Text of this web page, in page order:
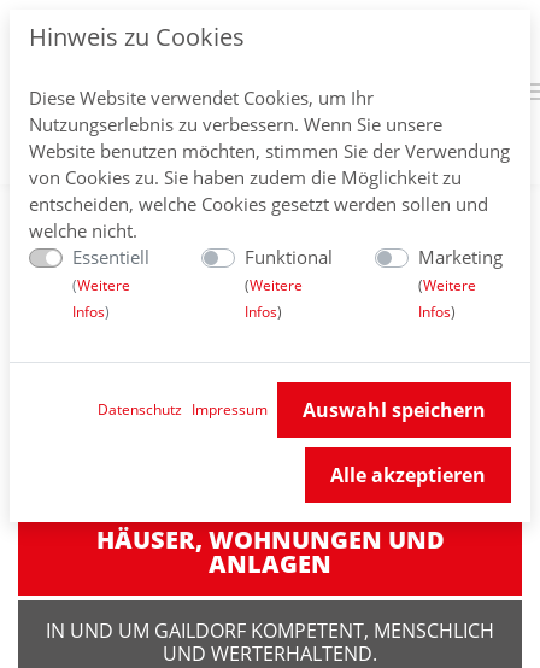
WIR VERWALTEN
HÄUSER, WOHNUNGEN UND
ANLAGEN
IN UND UM GAILDORF KOMPETENT, MENSCHLICH
UND WERTERHALTEND.
Hinweis zu Cookies
Diese Website verwendet Cookies, um Ihr
Nutzungserlebnis zu verbessern. Wenn Sie unsere
Website benutzen möchten, stimmen Sie der Verwendung
von Cookies zu. Sie haben zudem die Möglichkeit zu
entscheiden, welche Cookies gesetzt werden sollen und
welche nicht.
Essentiell
(Weitere
Infos)
Funktional
(Weitere
Infos)
Marketing
(Weitere
Infos)
Datenschutz Impressum Auswahl speichern
Alle akzeptieren